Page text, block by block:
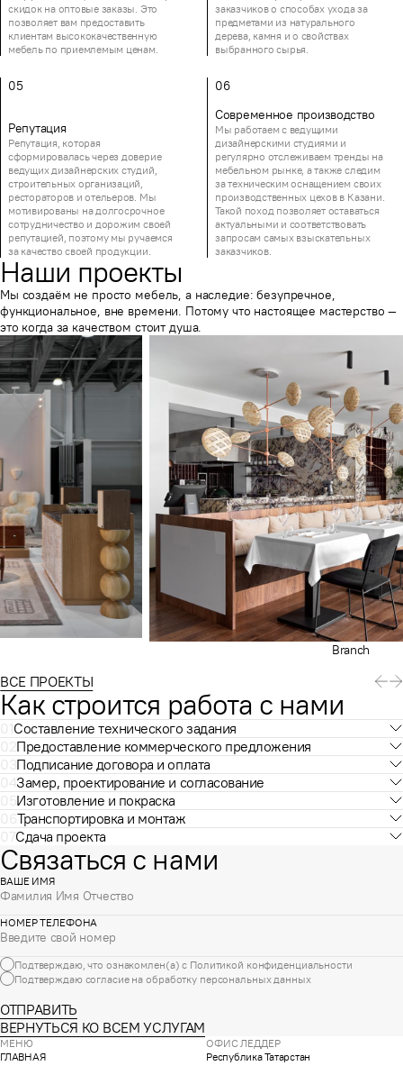
скидок на оптовые заказы. Это
позволяет вам предоставить
клиентам высококачественную
мебель по приемлемым ценам.
заказчиков о способах ухода за
предметами из натурального
дерева, камня и о свойствах
выбранного сырья.
05
Репутация
Репутация, которая
сформировалась через доверие
ведущих дизайнерских студий,
строительных организаций,
рестораторов и отельеров. Мы
мотивированы на долгосрочное
сотрудничество и дорожим своей
репутацией, поэтому мы ручаемся
за качество своей продукции.
06
Современное производство
Мы работаем с ведущими
дизайнерскими студиями и
регулярно отслеживаем тренды на
мебельном рынке, а также следим
за техническим оснащением своих
производственных цехов в Казани.
Такой поход позволяет оставаться
актуальными и соответствовать
запросам самых взыскательных
заказчиков.
Наши проекты
Мы создаём не просто мебель, а наследие: безупречное,
функциональное, вне времени. Потому что настоящее мастерство —
это когда за качеством стоит душа.
ВСЕ ПРОЕКТЫ
Как строится работа с нами
01Составление технического задания
02Предоставление коммерческого предложения
03Подписание договора и оплата
04Замер, проектирование и согласование
05Изготовление и покраска
06Транспортировка и монтаж
07Сдача проекта
Связаться с нами
ВАШЕ ИМЯ
НОМЕР ТЕЛЕФОНА
Подтверждаю, что ознакомлен(а) с Политикой конфиденциальности
Подтверждаю согласие на обработку персональных данных
ОТПРАВИТЬ
ВЕРНУТЬСЯ КО ВСЕМ УСЛУГАМ
МЕНЮ
ГЛАВНАЯ
ОФИС ЛЕДДЕР
Республика Татарстан